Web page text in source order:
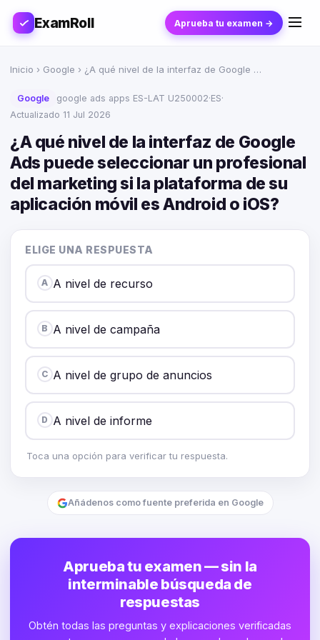
ExamRoll Aprueba tu examen →
Inicio › Google › ¿A qué nivel de la interfaz de Google …
Google google ads apps ES-LAT U250002·ES·
Actualizado 11 Jul 2026
¿A qué nivel de la interfaz de Google
Ads puede seleccionar un profesional
del marketing si la plataforma de su
aplicación móvil es Android o iOS?
ELIGE UNA RESPUESTA
A A nivel de recurso
B A nivel de campaña
C A nivel de grupo de anuncios
D A nivel de informe
Toca una opción para verificar tu respuesta.
Añádenos como fuente preferida en Google
Aprueba tu examen — sin la
interminable búsqueda de
respuestas
Obtén todas las preguntas y explicaciones verificadas